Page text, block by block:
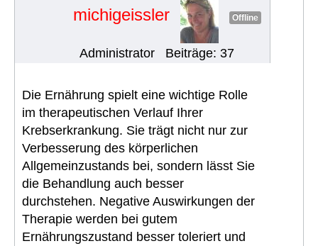
michigeissler Offline
Administrator Beiträge: 37
Die Ernährung spielt eine wichtige Rolle
im therapeutischen Verlauf Ihrer
Krebserkrankung. Sie trägt nicht nur zur
Verbesserung des körperlichen
Allgemeinzustands bei, sondern lässt Sie
die Behandlung auch besser
durchstehen. Negative Auswirkungen der
Therapie werden bei gutem
Ernährungszustand besser toleriert und